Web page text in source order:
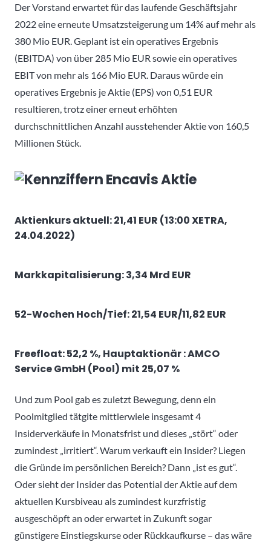
Der Vorstand erwartet für das laufende Geschäftsjahr
2022 eine erneute Umsatzsteigerung um 14% auf mehr als
380 Mio EUR. Geplant ist ein operatives Ergebnis
(EBITDA) von über 285 Mio EUR sowie ein operatives
EBIT von mehr als 166 Mio EUR. Daraus würde ein
operatives Ergebnis je Aktie (EPS) von 0,51 EUR
resultieren, trotz einer erneut erhöhten
durchschnittlichen Anzahl ausstehender Aktie von 160,5
Millionen Stück.
Aktienkurs aktuell: 21,41 EUR (13:00 XETRA,
24.04.2022)
Markkapitalisierung: 3,34 Mrd EUR
52-Wochen Hoch/Tief: 21,54 EUR/11,82 EUR
Freefloat: 52,2 %, Hauptaktionär : AMCO
Service GmbH (Pool) mit 25,07 %
Und zum Pool gab es zuletzt Bewegung, denn ein
Poolmitglied tätgite mittlerwiele insgesamt 4
Insiderverkäufe in Monatsfrist und dieses „stört“ oder
zumindest „irritiert“. Warum verkauft ein Insider? Liegen
die Gründe im persönlichen Bereich? Dann „ist es gut“.
Oder sieht der Insider das Potential der Aktie auf dem
aktuellen Kursbiveau als zumindest kurzfristig
ausgeschöpft an oder erwartet in Zukunft sogar
günstigere Einstiegskurse oder Rückkaufkurse – das wäre